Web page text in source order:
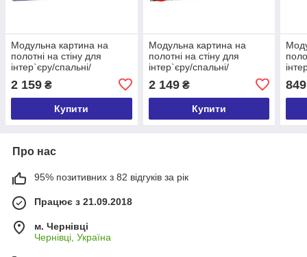
Модульна картина на
полотні на стіну для
інтер`єру/спальні/
100x180 см (MK30222_X)
2 159 ₴
Купити
Модульна картина на
полотні на стіну для
інтер`єру/спальні/
прихожої DK Дерево життя
100x180 см (MK30200_X)
2 149₴
Купити
см
849
Про нас
95% позитивних з 82 відгуків за рік
Працює з 21.09.2018
м. Чернівці
Чернівці, Україна